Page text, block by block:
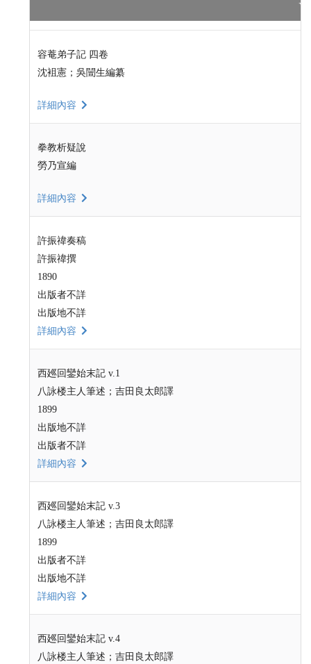
容菴弟子記 四卷
沈袓憲；吳闓生編纂
詳細內容
拳教析疑說
勞乃宣編
詳細內容
許振禕奏稿
許振禕撰
1890
出版者不詳
出版地不詳
詳細內容
西廵回鑾始末記 v.1
八詠楼主人筆述；吉田良太郎譯
1899
出版地不詳
出版者不詳
詳細內容
西廵回鑾始末記 v.3
八詠楼主人筆述；吉田良太郎譯
1899
出版者不詳
出版地不詳
詳細內容
西廵回鑾始末記 v.4
八詠楼主人筆述；吉田良太郎譯